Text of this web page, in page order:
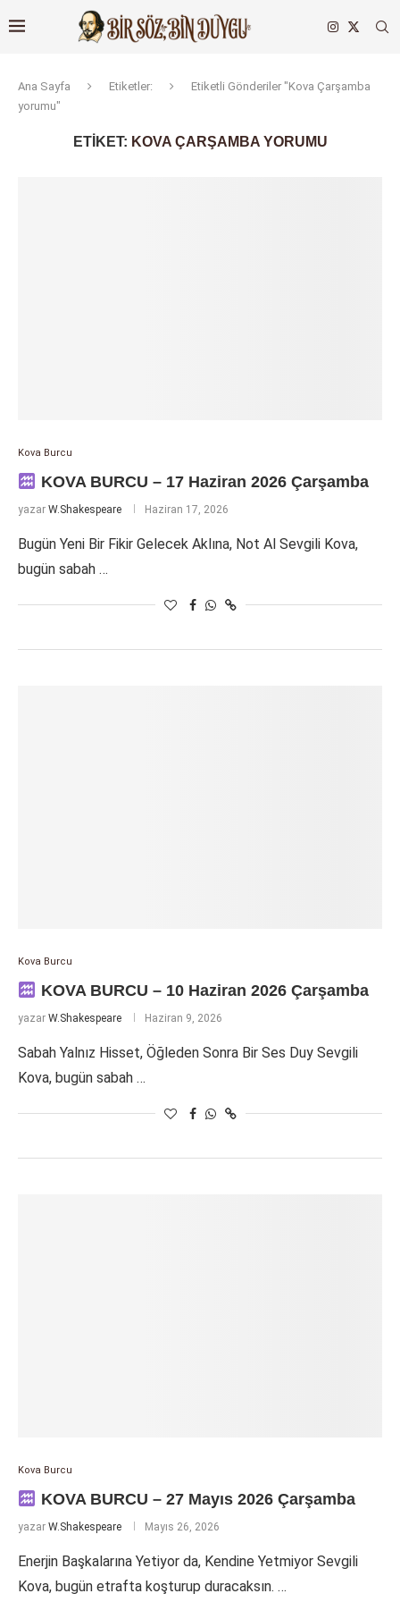
Ana Sayfa Etiketler:
Etiketli Gönderiler "Kova Çarşamba
yorumu"
ETIKET: KOVA ÇARŞAMBA YORUMU
Kova Burcu
KOVA BURCU – 17 Haziran 2026 Çarşamba
yazar W.Shakespeare Haziran 17, 2026
Bugün Yeni Bir Fikir Gelecek Aklına, Not Al Sevgili Kova,
bugün sabah …
Kova Burcu
KOVA BURCU – 10 Haziran 2026 Çarşamba
yazar W.Shakespeare Haziran 9, 2026
Sabah Yalnız Hisset, Öğleden Sonra Bir Ses Duy Sevgili
Kova, bugün sabah …
Kova Burcu
KOVA BURCU – 27 Mayıs 2026 Çarşamba
yazar W.Shakespeare Mayıs 26, 2026
Enerjin Başkalarına Yetiyor da, Kendine Yetmiyor Sevgili
Kova, bugün etrafta koşturup duracaksın. …